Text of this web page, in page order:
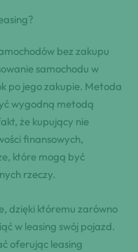
bez zakupu
samochodu w
po jego zakupie. Metoda
wygodną metodą
że kupujący nie
finansowych,
które mogą być
rzeczy.
dzięki któremu zarówno
w leasing swój pojazd.
oferując leasing